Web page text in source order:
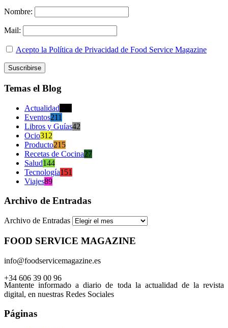
Nombre:
Mail:
Acepto la Política de Privacidad de Food Service Magazine
Temas el Blog
Actualidad
Eventos211
Libros y Guías42
Ocio312
Producto215
Recetas de Cocina27
Salud144
Tecnología151
Viajes89
Archivo de Entradas
Archivo de Entradas
FOOD SERVICE MAGAZINE
info@foodservicemagazine.es
+34 606 39 00 96
Mantente informado a diario de toda la actualidad de la revista
digital, en nuestras Redes Sociales
Páginas